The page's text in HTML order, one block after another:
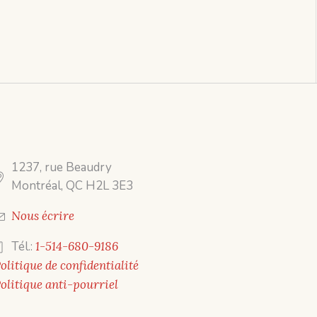
1237, rue Beaudry
Montréal, QC H2L 3E3
Nous écrire
Tél.: 1-514-680-9186
de confidentialité
anti-pourriel